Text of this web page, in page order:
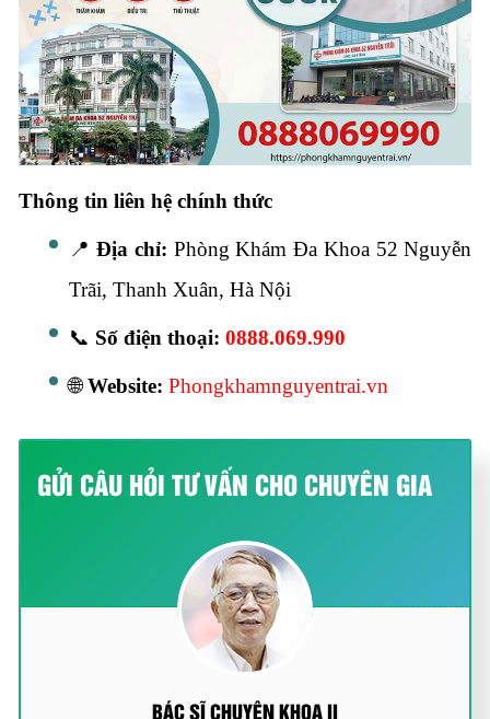
Thông tin liên hệ chính thức
📍Địa chỉ: Phòng Khám Đa Khoa 52 Nguyễn
Trãi, Thanh Xuân, Hà Nội
📞 Số điện thoại: 0888.069.990
🌐Website: Phongkhamnguyentrai.vn
GỬI CÂU HỎI TƯ VẤN CHO CHUYÊN GIA
BÁC SĨ CHUYÊN KHOA II